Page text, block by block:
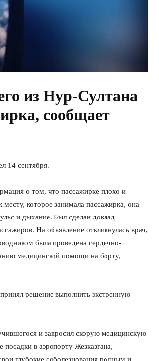
из Нур-Султана
сообщает
14 сентября.
о том, что пассажирке плохо и
которое занимала пассажирка, она
и дыхание. Был сделан доклад
На объявление откликнулась врач,
была проведена сердечно-
медицинской помощи на борту,
решение выполнить экстренную
и запросил скорую медицинскую
в аэропорту Жезказгана,
глубокие соболезнования родным и